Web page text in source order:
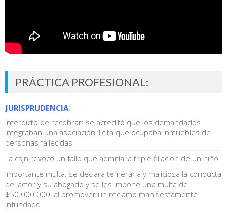
PRÁCTICA PROFESIONAL:
JURISPRUDENCIA:
Interdicto de recobrar: se acreditó que los demandados
integraban una asociación ilícita que ocupaba inmuebles de
personas fallecidas
La csjn revocó un fallo que admitía la triple filiación de un niño
Importante multa: se declara temeraria y maliciosa la conducta
del actor y su abogado y se les impone una multa de
$50.000.000, al promover un reclamo manifiestamente
infundado